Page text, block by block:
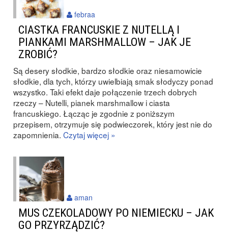
CIASTKA FRANCUSKIE Z NUTELLĄ I
PIANKAMI MARSHMALLOW – JAK JE
ZROBIĆ?
Są desery słodkie, bardzo słodkie oraz niesamowicie
słodkie, dla tych, którzy uwielbiają smak słodyczy ponad
wszystko. Taki efekt daje połączenie trzech dobrych
rzeczy – Nutelli, pianek marshmallow i ciasta
francuskiego. Łącząc je zgodnie z poniższym
przepisem, otrzymuje się podwieczorek, który jest nie do
zapomnienia. Czytaj więcej »
febraa
MUS CZEKOLADOWY PO NIEMIECKU – JAK
GO PRZYRZĄDZIĆ?
aman